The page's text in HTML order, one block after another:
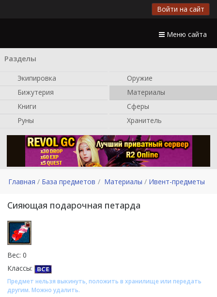
Войти на сайт
Меню сайта
Разделы
Экипировка
Оружие
Бижутерия
Материалы
Книги
Сферы
Руны
Хранитель
Главная База предметов Материалы Ивент-предметы
Сияющая подарочная петарда
Вес: 0
Классы:
Предмет нельзя выкинуть, положить в хранилище или передать
другим. Можно удалить.